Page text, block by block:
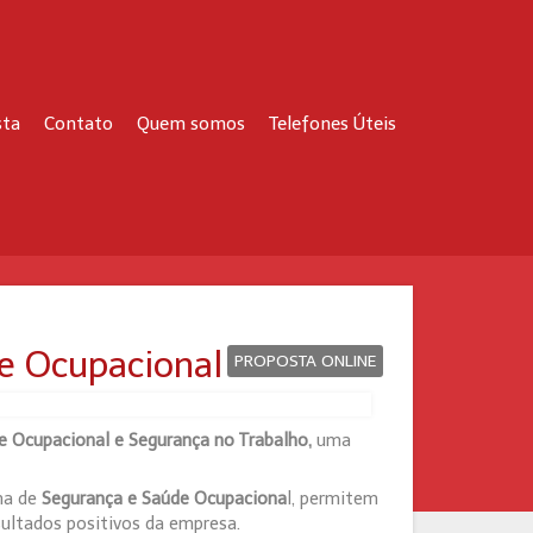
Contato Quem somos Telefones Úteis
PROPOSTA ONLINE
Ocupacional e Segurança no Trabalho, uma
de Segurança e Saúde Ocupacional, permitem
positivos da empresa.